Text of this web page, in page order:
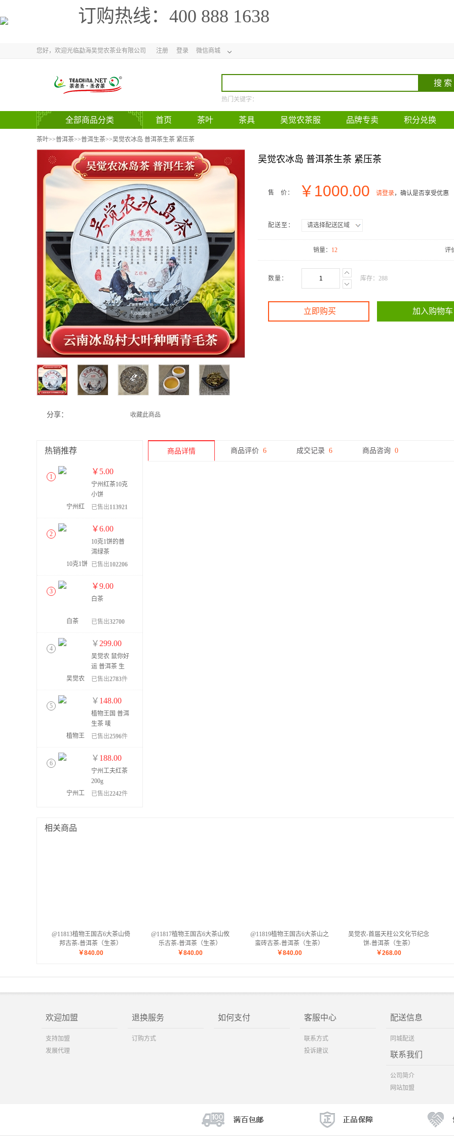
订购热线： 400 888 1638
您好，欢迎光临勐海吴觉农茶业有限公司 注册 登录 微信商城
热门关键字：
全部商品分类 首页 茶叶 茶具 吴觉农茶服 品牌专卖 积分兑换
官方网站
茶叶>>普洱茶>>普洱生茶>>吴觉农冰岛 普洱茶生茶 紧压茶
Loading...
分享： 收藏此商品
吴觉农冰岛 普洱茶生茶 紧压茶
售 价： ￥ 1000.00 请登录，确认是否享受优惠
配送至： 请选择配送区域
销量： 12 评
数量： 库存： 288
立即购买 加入购物车
热销推荐
1
￥ 5.00
宁州红茶10克
小饼
已售出113921
2
￥6.00
10克1饼的普
洱绿茶
已售出102206
3
￥9.00
白茶
已售出32700
4
￥ 299.00
吴觉农 鼠你好
运 普洱茶 生
茶 357g
已售出2783件
5
￥ 148.00
植物王国 普洱
生茶 唛
号:12305
已售出2596件
6
￥ 188.00
宁州工夫红茶
200g
已售出2242件
商品详情 商品评价 6 成交记录 6 商品咨询 0
相关商品
@11813植物王国古6大茶山倚
邦古茶-普洱茶（生茶）
￥840.00
@11817植物王国古6大茶山攸
乐古茶-普洱茶（生茶）
￥840.00
@11819植物王国古6大茶山之
蛮砖古茶-普洱茶（生茶）
￥840.00
吴觉农-首届天柱公文化节纪念
饼-普洱茶（生茶）
￥268.00
欢迎加盟
支持加盟
发展代理
退换服务
订购方式
如何支付 客服中心
联系方式
投诉建议
配送信息
同城配送
联系我们
公司简介
网站加盟